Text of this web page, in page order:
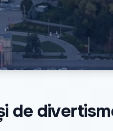
de